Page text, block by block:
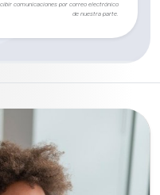
comunicaciones por correo electrónico
de nuestra parte.